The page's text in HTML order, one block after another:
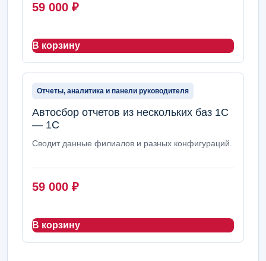
59 000 ₽
В корзину
Отчеты, аналитика и панели руководителя
Автосбор отчетов из нескольких баз 1С
— 1С
Сводит данные филиалов и разных конфигураций.
59 000 ₽
В корзину